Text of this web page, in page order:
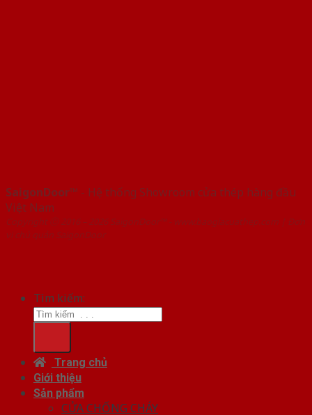
SaigonDoor™ - Hệ thống Showroom cửa thép hàng đầu
Việt Nam
Copyright ⓒ 2016 – 2026 SaigonDoor™ - www.baogiacuathep.com | Đơn
vị chủ quản SaigonDoor
Tìm kiếm:
Trang chủ
Giới thiệu
Sản phẩm
CỬA CHỐNG CHÁY